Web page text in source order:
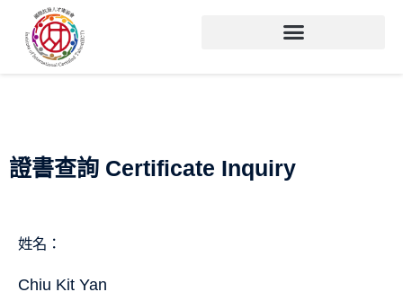
證書查詢 Certificate Inquiry
姓名：
Chiu Kit Yan